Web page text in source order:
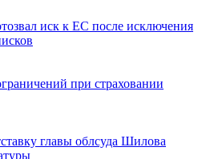
иск к ЕС после исключения
при страховании
главы облсуда Шилова